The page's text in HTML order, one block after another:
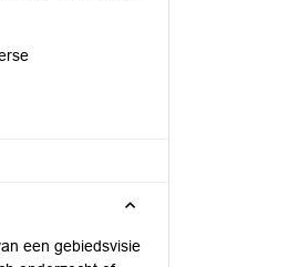
een gebiedsvisie